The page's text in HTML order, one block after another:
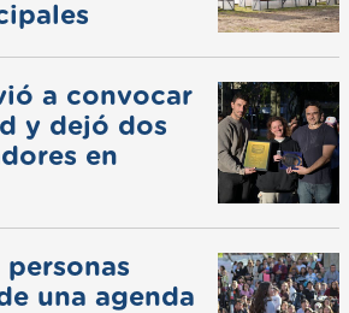
a convocar
y dejó dos
en
personas
una agenda